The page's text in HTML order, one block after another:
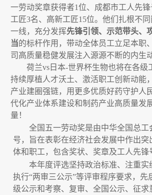
一劳动奖章获得者1位、成都市工人先锋
工匠3名、高新工匠15位。他们扎根不
一线，充分发挥先锋引领、示范带头、
当的标杆作用，带动全体员工立足本职
司高质量稳健发展注入源源不断的内生
荷兰vs日本-世界杯生物也将在各级
持续厚植人才沃土、激活职工创新动能
产业建圈强链，用更多优质好药守护人
代化产业体系建设和制药产业高质量发
量！
全国五一劳动奖是由中华全国总工
号，旨在表彰在经济社会发展中作出突
体和职工，包含奖状、奖章及工人先锋
本年度评选坚持政治标准、注重实
执行“两审三公示”等评审程序要求，先
级公示和考察、复审、全国公示、征求